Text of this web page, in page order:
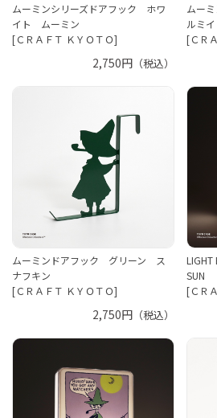
ムーミンシリーズドアフック ホワ
イト ムーミン
[ＣＲＡＦＴ ＫＹＯＴＯ]
2,750円（税込）
ムー
ルミイ
[ＣＲ
ムーミンドアフック グリーン ス
ナフキン
[ＣＲＡＦＴ ＫＹＯＴＯ]
2,750円（税込）
LIGHT
SUN
[ＣＲ